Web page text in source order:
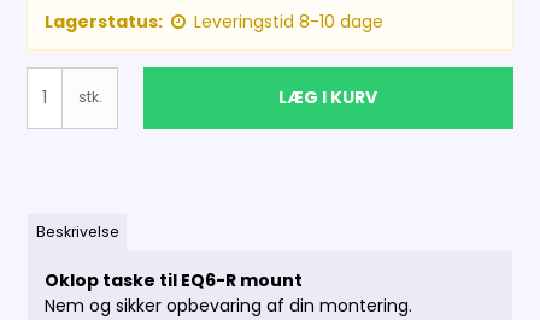
Lagerstatus: Leveringstid 8-10 dage
stk. LÆG I KURV
Beskrivelse
Oklop taske til EQ6-R mount
Nem og sikker opbevaring af din montering.